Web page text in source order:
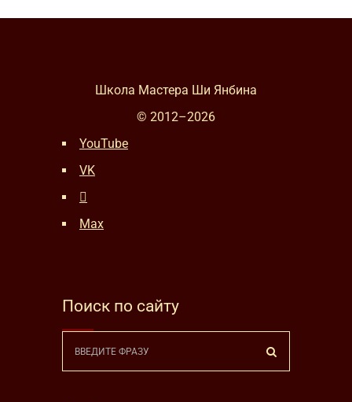
Школа Мастера Ши Янбина
© 2012–2026
YouTube
VK
Max
Поиск по сайту